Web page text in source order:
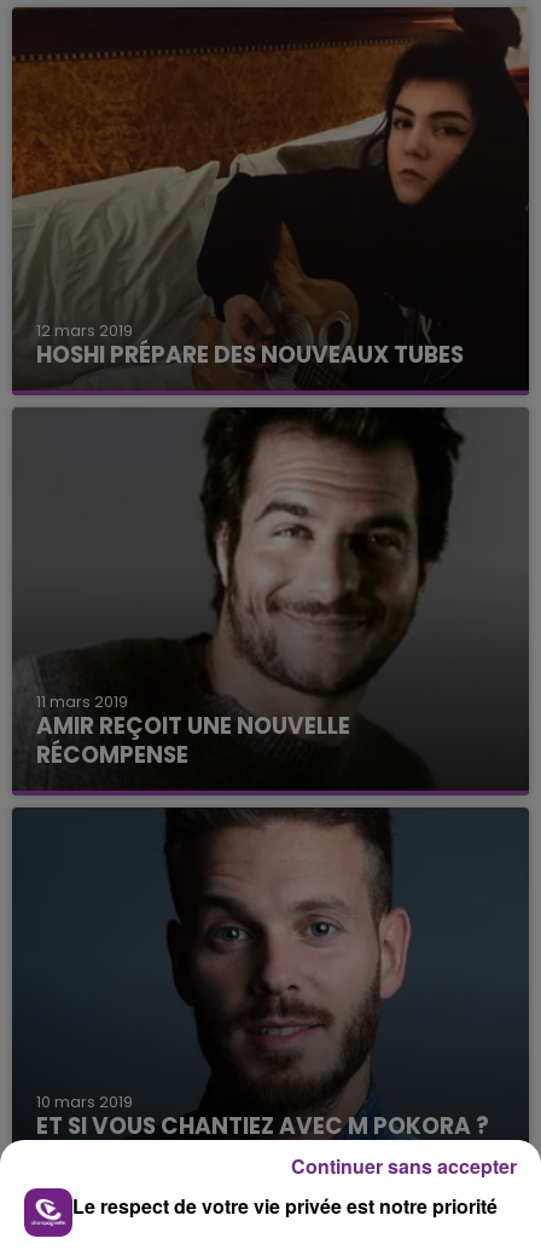
12 mars 2019
HOSHI PRÉPARE DES NOUVEAUX TUBES
Sur Twitter, Hoshi a annoncé à ses fans qu'elle
avait fait de nouvelles compos. On a hâte de les
11 mars 2019
AMIR REÇOIT UNE NOUVELLE
RÉCOMPENSE
Décidément, plus rien n'arrête Amir.
10 mars 2019
ET SI VOUS CHANTIEZ AVEC M POKORA ?
UNE SPARNACIENNE RELÈVE LE DÉFI
C'est le moment de saisir votre chance !
Le respect de votre vie privée est notre priorité
Continuer sans accepter